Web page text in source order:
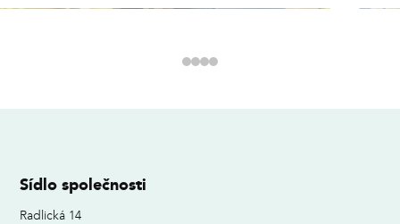
Sídlo společnosti
Radlická 14